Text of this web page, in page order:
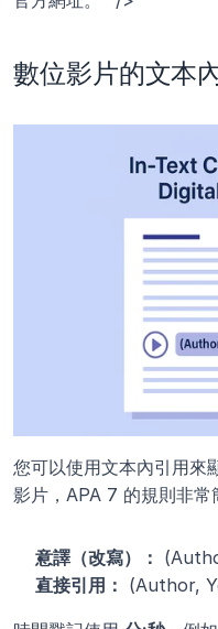
數位影片的文本
您可以使用文本內引用來
影片，APA 7 的規則非常
意譯（改寫）：
直接引用： (Author,